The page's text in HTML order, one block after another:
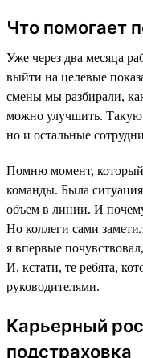
Что помогает
Уже через два месяца
выйти на целевые
смены мы разбирали,
можно улучшить. Такую
но и остальные
Помню момент, который
команды. Была
объем в линии. И
Но коллеги сами
я впервые
И, кстати, те ребята,
руководителями.
Карьерный
подстраховка